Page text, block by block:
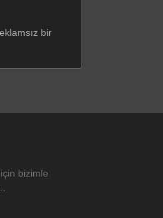
bir
bizimle